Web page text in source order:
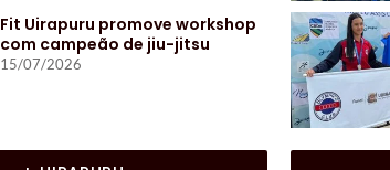
Fit Uirapuru promove workshop
com campeão de jiu-jitsu
15/07/2026